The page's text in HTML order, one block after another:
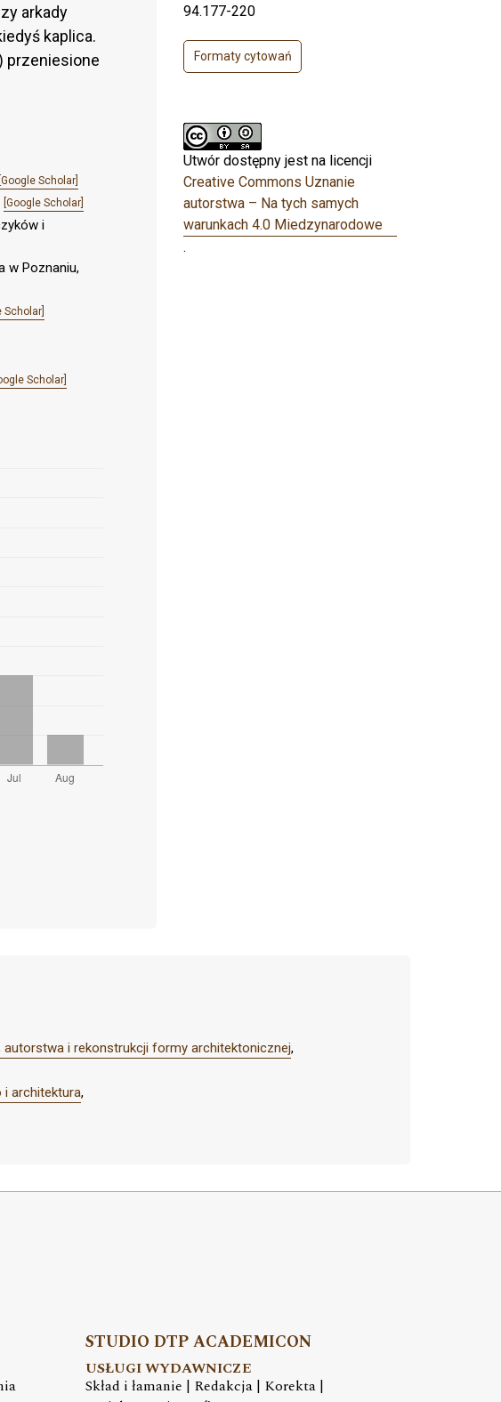
arkady
kaplica.
przeniesione
[Google Scholar]
[Google Scholar]
i
w Poznaniu,
Scholar]
Scholar]
94.177-220
Formaty cytowań
Utwór dostępny jest na licencji
Creative Commons Uznanie
autorstwa – Na tych samych
warunkach 4.0 Miedzynarodowe
.
i rekonstrukcji formy architektonicznej,
i architektura,
STUDIO DTP ACADEMICON
USŁUGI WYDAWNICZE
Skład i łamanie | Redakcja | Korekta |